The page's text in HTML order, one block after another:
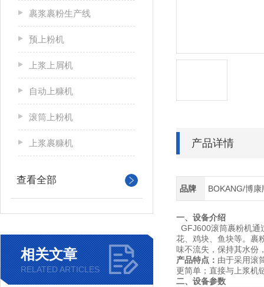
裹浆裹粉生产线
预上粉机
上浆上屑机
自动上糠机
滚筒上粉机
上浆裹糠机
查看全部
相关文章
RELATED ARTICLES
产品详情
品牌 BOKANG/博康
一、设备介绍
GFJ600滚筒裹粉机通
花、鸡块、鱼块等。 裹
味不流失，保持其水份
产品特点： 由于采用滚
更简单；直接与上浆机
二、设备参数